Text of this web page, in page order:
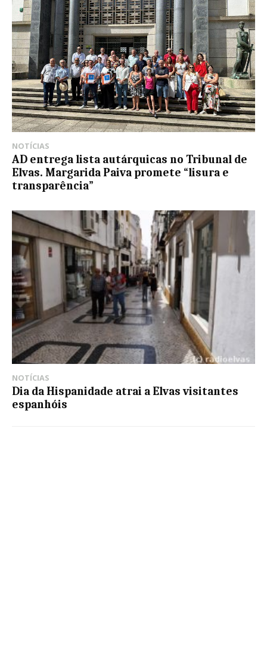
NOTÍCIAS
AD entrega lista autárquicas no Tribunal de
Elvas. Margarida Paiva promete “lisura e
transparência”
NOTÍCIAS
Dia da Hispanidade atrai a Elvas visitantes
espanhóis